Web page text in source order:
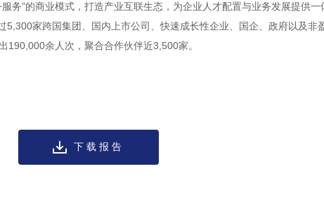
务”的商业模式，打造产业互联生态，为企业人才配置与业务发展提供
家跨国集团、国内上市公司、快速成长性企业、国企、政府以及非
余人次，聚合合作伙伴近3,500家。
下载报告